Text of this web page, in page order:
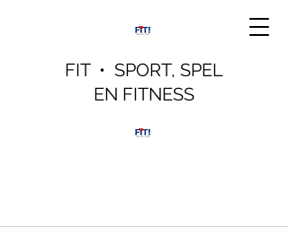
FIT • SPORT, SPEL
EN FITNESS